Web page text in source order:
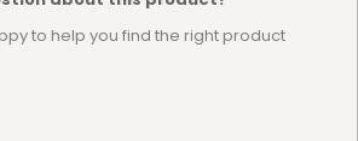
to help you find the right product